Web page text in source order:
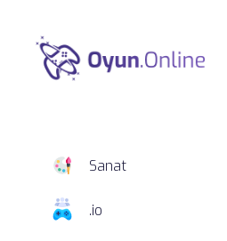
Sanat
.io